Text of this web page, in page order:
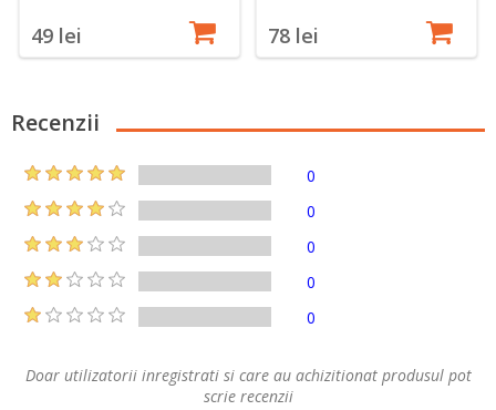
49 lei 78 lei
Recenzii
0
0
0
0
0
Doar utilizatorii inregistrati si care au achizitionat produsul pot
scrie recenzii